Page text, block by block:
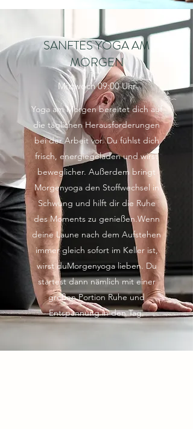
SANFTES YOGA AM
MORGEN
Mittwoch 09:00 Uhr
Yoga am Morgen bereitet dich auf
die täglichen Herausforderungen
bei der Arbeit vor. Du fühlst dich
frisch, energiegeladen und wirst
beweglicher. Außerdem bringt
Morgenyoga den Stoffwechsel in
Schwung und hilft dir die Ruhe
des Moments zu genießen.Wenn
deine Laune nach dem Aufstehen
immer gleich sofort im Keller ist,
wirst duMorgenyoga lieben. Du
startest dann nämlich mit einer
großen Portion Ruhe und
Entspannung in den Tag.